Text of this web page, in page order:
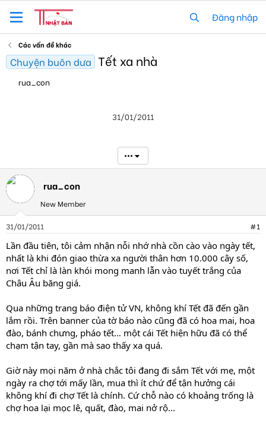
Đăng nhập
Các vấn đề khác
Chuyện buôn dưa Tết xa nhà
h
r
t
r
rua_con
31/01/2011
•••
rua_con
New Member
31/01/2011 #1
Lần đầu tiên, tôi cảm nhận nỗi nhớ nhà cồn cào vào ngày tết,
nhất là khi đón giao thừa xa người thân hơn 10.000 cây số,
nơi Tết chỉ là làn khói mong manh lẫn vào tuyết trắng của
Châu Âu băng giá.
Qua những trang báo điện tử VN, không khí Tết đã đến gần
lắm rồi. Trên banner của tờ báo nào cũng đã có hoa mai, hoa
đào, bánh chưng, pháo tết… một cái Tết hiện hữu đã có thể
chạm tận tay, gần mà sao thấy xa quá.
Giờ này mọi năm ở nhà chắc tôi đang đi sắm Tết với mẹ, một
ngày ra chợ tới mấy lần, mua thì ít chứ để tận hưởng cái
không khí đi chợ Tết là chính. Cứ chỗ nào có khoảng trống là
chợ hoa lại mọc lê, quất, đào, mai nở rộ...